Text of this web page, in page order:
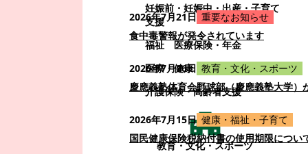
妊娠前・妊娠中・出産・子育て
支援
福祉
医療保険・年金
医療・健康
介護保険・高齢者支援
教育・文化・スポーツ
2026年7月21日 重要なお知らせ
食中毒警報が発令されています
2026年7月16日 教育・文化・スポーツ
慶應義塾体育会野球部（慶應義塾大学）
2026年7月15日 健康・福祉・子育て
国民健康保険税納付書の使用期限につい